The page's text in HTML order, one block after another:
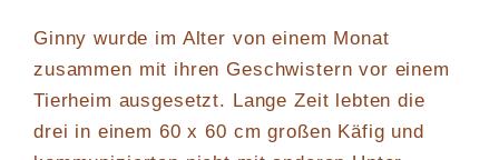
Ginny wurde im Alter von einem Monat
zusammen mit ihren Geschwistern vor einem
Tierheim ausgesetzt. Lange Zeit lebten die
drei in einem 60 x 60 cm großen Käfig und